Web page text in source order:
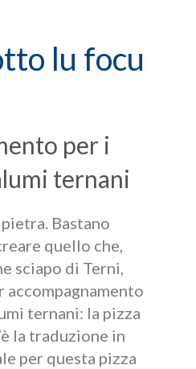
lu focu
per i
ternani
Bastano
quello che,
sciapo di Terni,
ternani: la pizza
la traduzione in
per questa pizza